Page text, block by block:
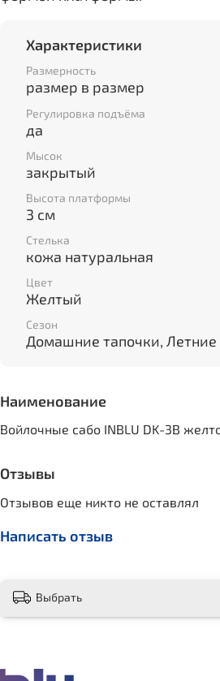
Характеристики
Размерность
размер в размер
Регулировка подъёма
да
Мысок
закрытый
Высота платформы
3 см
Стелька
кожа натуральная
Цвет
Желтый
Сезон
Домашние тапочки, Летние
Наименование
Войлочные сабо INBLU DK-3B
Отзывы
Отзывов еще никто не оставлял
Написать отзыв
Выбрать